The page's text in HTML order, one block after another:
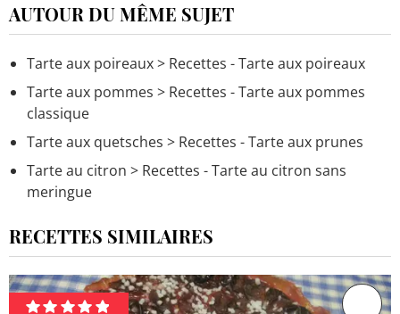
AUTOUR DU MÊME SUJET
Tarte aux poireaux> Recettes - Tarte aux poireaux
Tarte aux pommes > Recettes - Tarte aux pommes
classique
Tarte aux quetsches > Recettes - Tarte aux prunes
Tarte au citron > Recettes - Tarte au citron sans
meringue
RECETTES SIMILAIRES